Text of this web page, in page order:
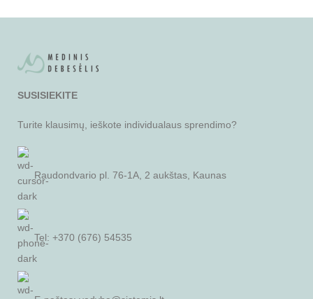
SUSISIEKITE
Turite klausimų, ieškote individualaus sprendimo?
Raudondvario pl. 76-1A, 2 aukštas, Kaunas
Tel: +370 (676) 54535